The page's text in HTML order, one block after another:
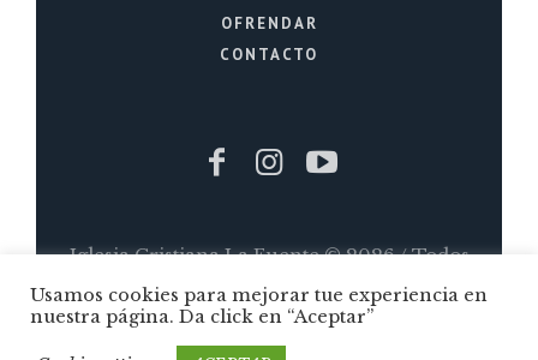
CENTRO DE CONSEJERÍA BÍBLICA
OFRENDAR
los Derechos Reservados / Quito - Ecuador
Usamos cookies para mejorar tue experiencia en
nuestra página. Da click en “Aceptar”